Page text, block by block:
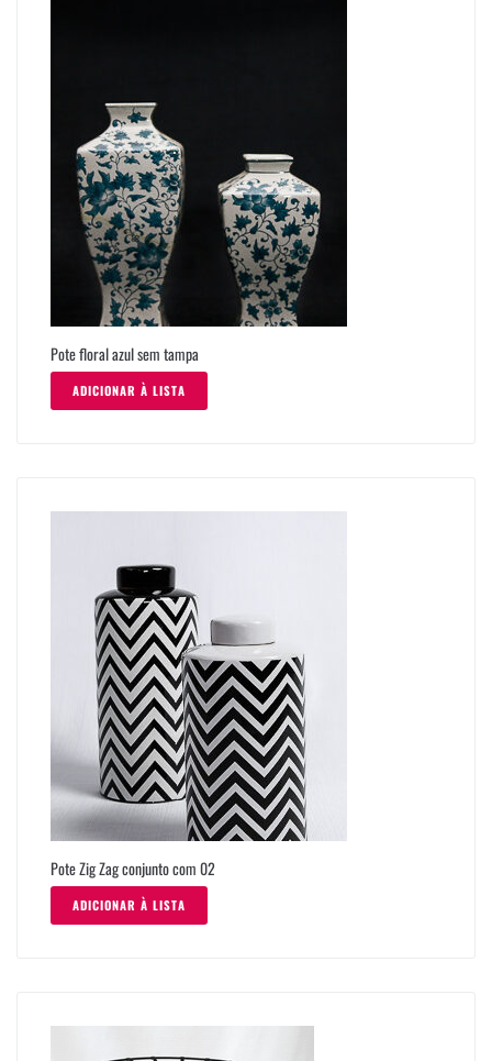
Pote floral azul sem tampa
ADICIONAR À LISTA
Pote Zig Zag conjunto com 02
ADICIONAR À LISTA